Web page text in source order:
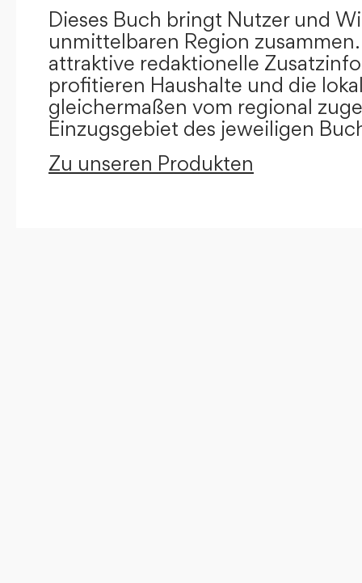
Dieses Buch bringt Nutzer und
unmittelbaren Region
attraktive redaktionelle
profitieren Haushalte und die
gleichermaßen vom regional
Einzugsgebiet des jeweiligen
Zu unseren Produkten